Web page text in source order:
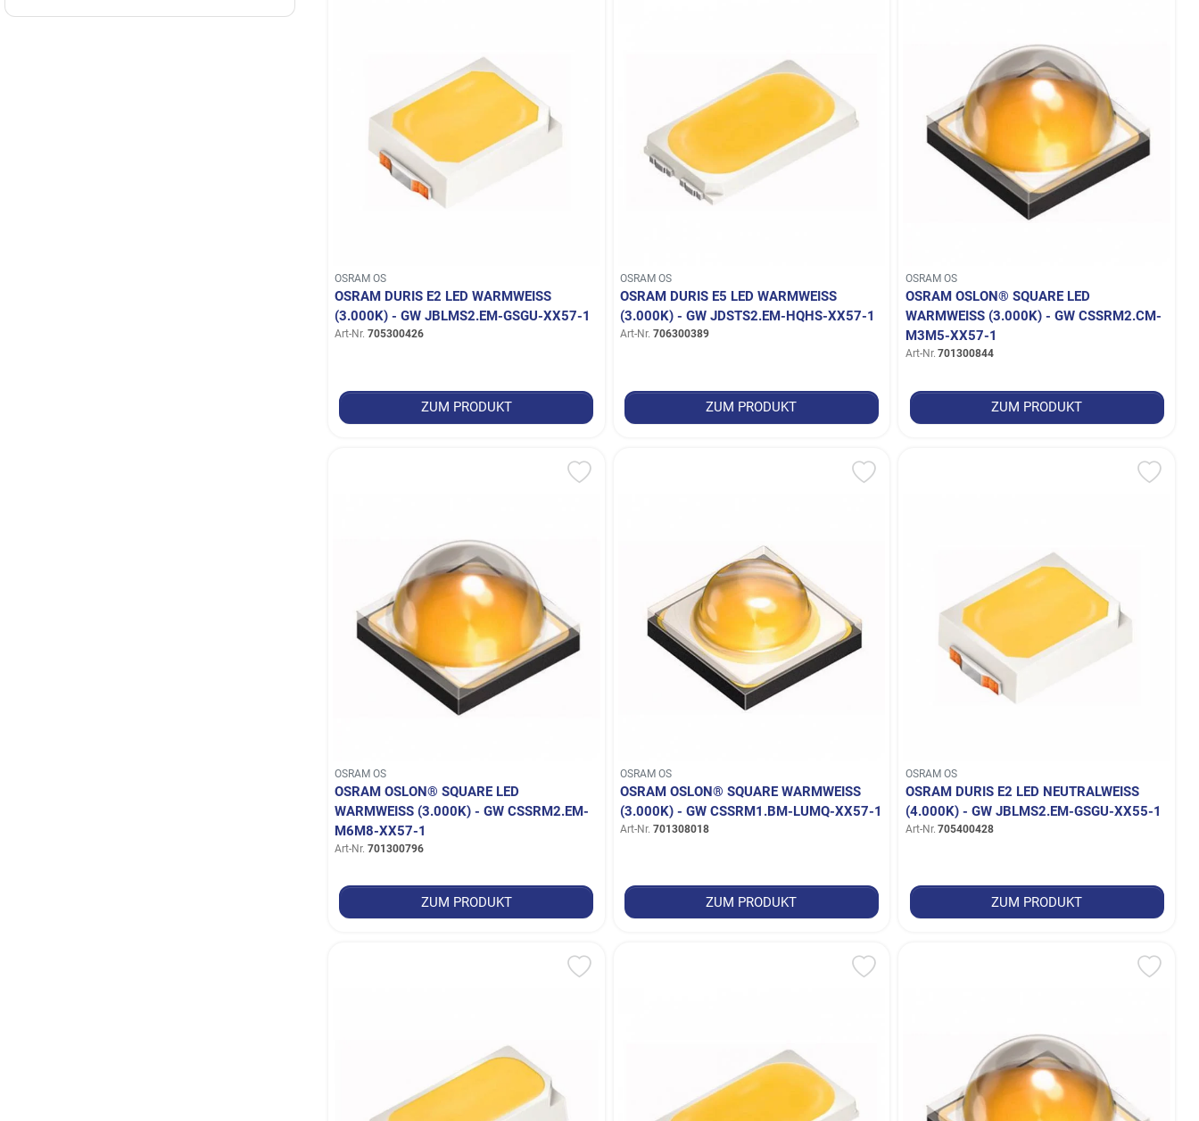
OSRAM OS
OSRAM DURIS E2 LED WARMWEISS (
3.000K) - GW JBLMS2.EM-GSGU-XX57-1
Art-Nr. 705300426
ZUM PRODUKT
OSRAM OS
OSRAM DURIS E5 LED WARMWEISS (
3.000K) - GW JDSTS2.EM-HQHS-XX57-1
Art-Nr. 706300389
ZUM PRODUKT
OSRAM OS
OSRAM OSLON® SQUARE LED
WARMWEISS (3.000K) - GW CSSRM2.CM-M
3M5-XX57-1
Art-Nr. 701300844
ZUM PRODUKT
OSRAM OS
OSRAM OSLON® SQUARE LED
WARMWEISS (3.000K) - GW CSSRM2.EM-M
6M8-XX57-1
Art-Nr. 701300796
ZUM PRODUKT
OSRAM OS
OSRAM OSLON® SQUARE WARMWEISS (
3.000K) - GW CSSRM1.BM-LUMQ-XX57-1
Art-Nr. 701308018
ZUM PRODUKT
OSRAM OS
OSRAM DURIS E2 LED NEUTRALWEISS (
4.000K) - GW JBLMS2.EM-GSGU-XX55-1
Art-Nr. 705400428
ZUM PRODUKT